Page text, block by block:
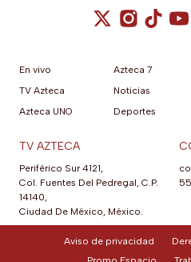
Cuenta de
Cuenta
En vivo
TV Azteca
Azteca UNO
Azteca 7
Noticias
Deportes
TV AZTECA
Periférico Sur 4121,
Col. Fuentes Del Pedregal, C.P.
14140,
Ciudad De México, México.
Aviso de privacidad